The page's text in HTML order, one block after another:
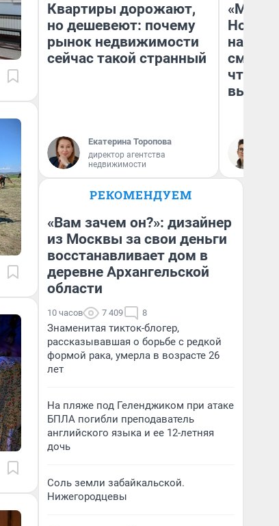
Квартиры дорожают,
но дешевеют: почему
рынок недвижимости
сейчас такой странный
Екатерина Торопова
директор агентства
недвижимости
«Мы
чтобы
РЕКОМЕНДУЕМ
«Вам зачем он?»: дизайнер
из Москвы за свои деньги
восстанавливает дом в
деревне Архангельской
области
10 часов 7 409 8
Знаменитая тикток-блогер,
рассказывавшая о борьбе с редкой
формой рака, умерла в возрасте 26
лет
На пляже под Геленджиком при атаке
БПЛА погибли преподаватель
английского языка и ее 12-летняя
дочь
Соль земли забайкальской.
Нижегородцевы